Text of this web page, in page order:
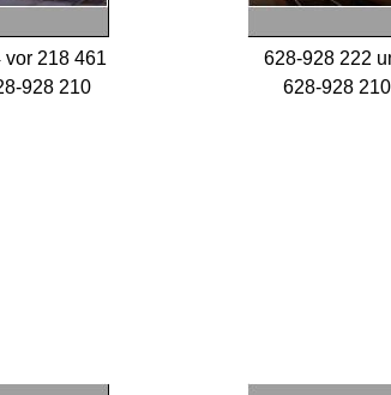
vor 218 461
928 210
628-928 222
628-928 210